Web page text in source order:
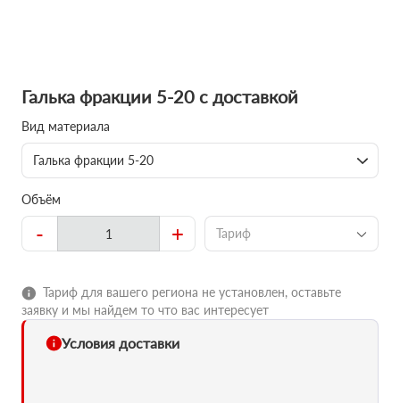
Галька фракции 5-20 с доставкой
Вид материала
Галька фракции 5-20
Объём
- + Тариф
Тариф для вашего региона не установлен, оставьте
заявку и мы найдем то что вас интересует
Условия доставки